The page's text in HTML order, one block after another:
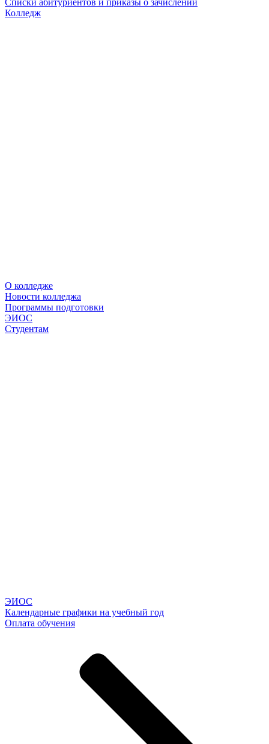
Списки абитуриентов и приказы о зачислении
Колледж
О колледже
Новости колледжа
Программы подготовки
ЭИОС
Студентам
ЭИОС
Календарные графики на учебный год
Оплата обучения